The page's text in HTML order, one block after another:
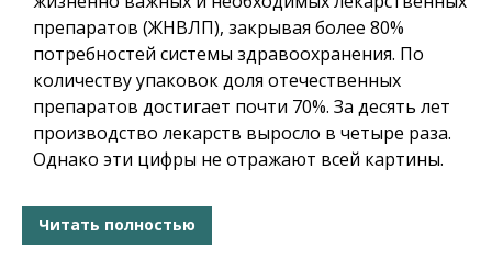
препаратов (ЖНВЛП), закрывая более 80%
потребностей системы здравоохранения. По
количеству упаковок доля отечественных
препаратов достигает почти 70%. За десять лет
производство лекарств выросло в четыре раза.
Однако эти цифры не отражают всей картины.
Читать полностью